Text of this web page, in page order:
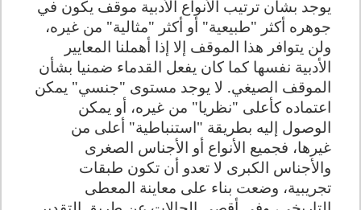
يوجد بشأن ترتيب الأنواع الأدبية موقف يكون في
جوهره أكثر "طبيعية" أو أكثر "مثالية" من غيره،
ولن يتوافر هذا الموقف إلا إذا أهملنا المعايير
الأدبية نفسها كما كان يفعل القدماء ضمنيا بشأن
الموقف الصيغي. لا يوجد مستوى "جنسي" يمكن
اعتماده كأعلى "نظريا" من غيره، أو يمكن
الوصول إليه بطريقة "استنباطية" أعلى من
غيرها، فجميع الأنواع أو الأجناس الصغرى
والأجناس الكبرى لا تعدو أن تكون طبقات
تجريبية، وضعت بناء على معاينة المعطى